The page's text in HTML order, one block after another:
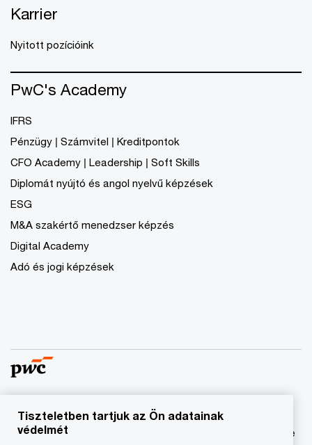
Karrier
Nyitott pozícióink
PwC's Academy
IFRS
Pénzügy | Számvitel | Kreditpontok
CFO Academy | Leadership | Soft Skills
Diplomát nyújtó és angol nyelvű képzések
ESG
M&A szakértő menedzser képzés
Digital Academy
Adó és jogi képzések
© 2023 - 2026 PwC. Minden jog fenntartva. A „PwC”
kifejezés a PricewaterhouseCoopers Könyvvizsgáló Kft.-re
Tiszteletben tartjuk az Ön adatainak
védelmét